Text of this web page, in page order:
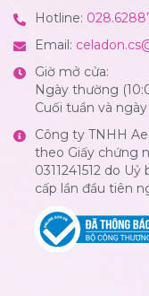
Hotline:
Email:
Giờ mở cửa:
Ngày thường
Cuối tuần và
Công ty TNHH
theo Giấy chứng
0311241512 do
cấp lần đầu tiên